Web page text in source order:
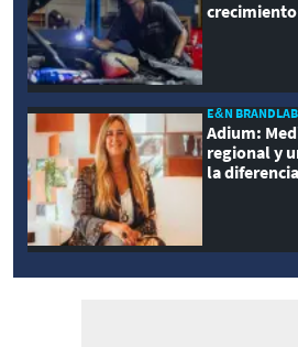
crecimiento
E&N BRANDLAB
Adium:
regional y
la diferencia